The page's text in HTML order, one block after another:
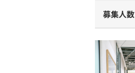
募集人数